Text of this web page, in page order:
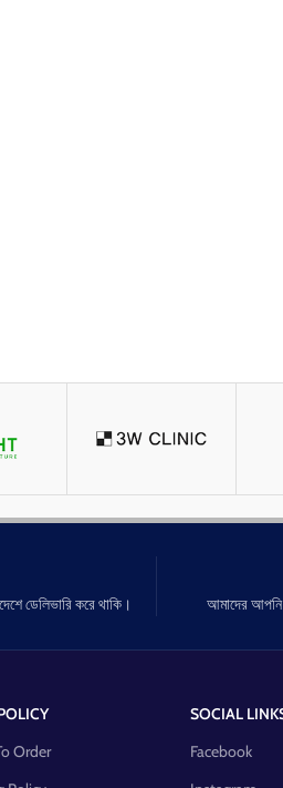
ডেলিভারি করে থাকি। আমাদের আপনি
Order
SOCIAL
Facebook